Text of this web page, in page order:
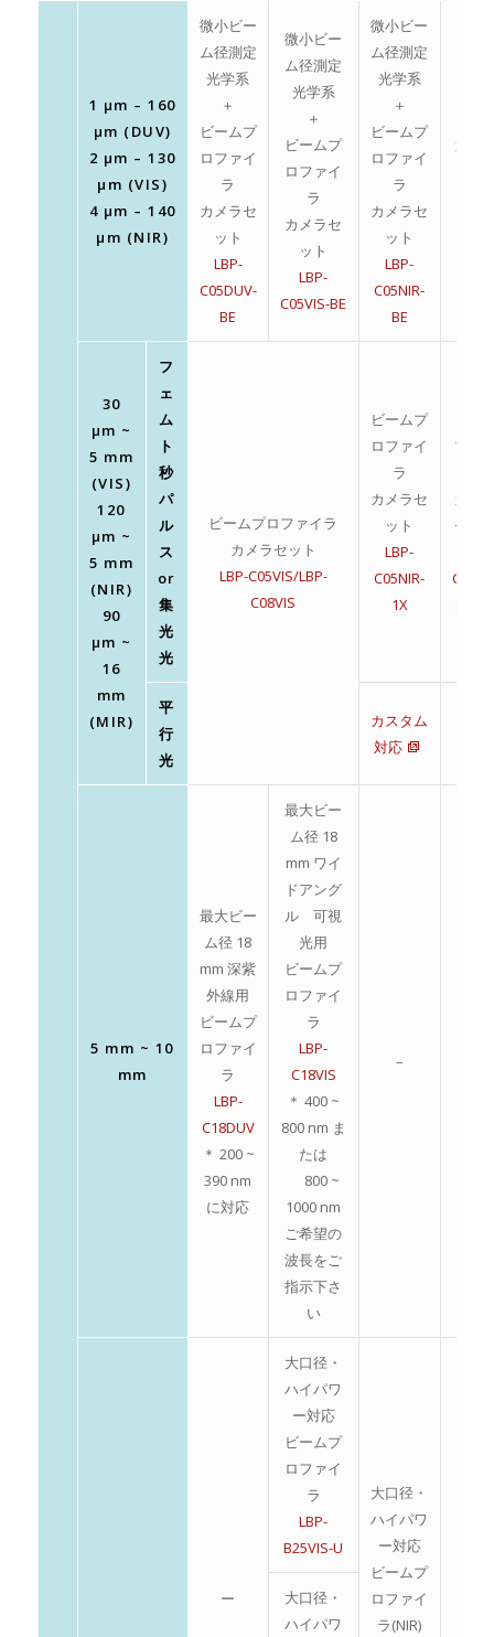
1 μm – 160
μm (DUV)
2 μm – 130
μm (VIS)
4 μm – 140
μm (NIR)
微小ビー
ム径測定
光学系
＋
ビームプ
ロファイ
ラ
カメラセ
ット
LBP-
C05DUV‐
BE
微小ビー
ム径測定
光学系
＋
ビームプ
ロファイ
ラ
カメラセ
ット
LBP-
C05VIS-BE
微小ビー
ム径測定
光学系
＋
ビームプ
ロファイ
ラ
カメラセ
ット
LBP-
C05NIR-
BE
カス
30
μm ~
5 mm
(VIS)
120
μm ~
5 mm
(NIR)
90
μm ~
16
mm
(MIR)
フ
ェ
ム
ト
秒
パ
ル
ス
or
集
光
光
ビームプロファイラ
カメラセット
LBP-C05VIS/LBP-
C08VIS
ビームプ
ロファイ
ラ
カメラセ
ット
LBP-
C05NIR-
1X
プロ
セッ
平
行
光
カスタム
対応
5 mm ~ 10
mm
最大ビー
ム径 18
mm 深紫
外線用
ビームプ
ロファイ
ラ
LBP-
C18DUV
＊ 200 ~
390 nm
に対応
最大ビー
ム径 18
mm ワイ
ドアング
ル 可視
光用
ビームプ
ロファイ
ラ
LBP-
C18VIS
＊ 400 ~
800 nm ま
たは
800 ~
1000 nm
ご希望の
波長をご
指示下さ
い
–
ー
大口径・
ハイパワ
ー対応
ビームプ
ロファイ
ラ
LBP-
B25VIS-U
大口径・
ハイパワ
ー対応
ビームプ
ロファイ
ラ(NIR)
大口径・
ハイパワ